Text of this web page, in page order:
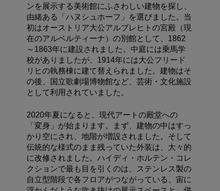
ンを展示する美術館にふさわしい建物を探し、
由緒ある「ハヌシュホーフ」を選びました。当
初はオーストリア大公アルブレヒトの宮殿（現
在のアルベルティーナ）の別館として、1862
～1863年に建設されました。中庭には乗馬学
校がありましたが、1914年には大公フリード
リヒの執務棟に建て替えられました。建物はそ
の後、国立歌劇場博物館など、芸術・文化施設
として利用されていました。
2020年夏になると、現代アートの殿堂への
「変身」が始まります。まず、建物の中はすっ
かり空にされ、地階が増設されました。そして
伝統的な様式のまま残っていた外装は、大々的
に改修されました。ハイディ・ホルテン・コレ
クションで最も目を引くのは、ステンレス製の
自立型階段で各フロアがつながっている、宙に